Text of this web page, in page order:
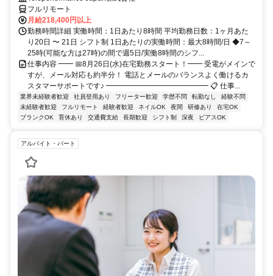
フルリモート
月給218,400円以上
勤務時間詳細 実働時間：1日あたり8時間 平均勤務日数：1ヶ月あた
り20日 〜 21日 シフト制 1日あたりの実働時間：最大8時間/日 ◆7～
25時(可能な方は27時)の間で週5日/実働8時間のシフ...
仕事内容 ━━ 📅8月26日(水)在宅勤務スタート！━━ 受電がメインで
すが、メール対応も約半分！ 電話とメールのバランスよく働けるカ
スタマーサポートです♪ ━━━━━━━━━━━━━━ 📋 仕事...
業界未経験者歓迎 社員登用あり フリーター歓迎 学歴不問 転勤なし
経験不問
未経験者歓迎
フルリモート 経験者歓迎 ネイルOK 夜間 研修あり
在宅OK
ブランクOK
育休あり 交通費支給 長期歓迎 シフト制 深夜 ピアスOK
アルバイト・パート